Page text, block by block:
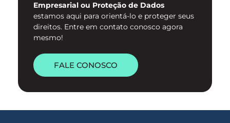
Empresarial ou Proteção de Dados
estamos aqui para orientá-lo e proteger seus
direitos. Entre em contato conosco agora
mesmo!
FALE CONOSCO